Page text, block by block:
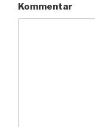
Kommentar